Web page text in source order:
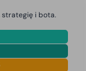
strategię i bota.